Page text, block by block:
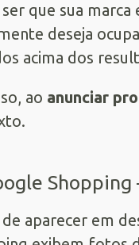
que sua
deseja
acima dos
ao anunciar
aparecer em